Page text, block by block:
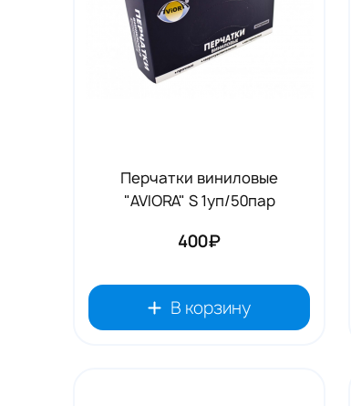
Расходники и хозтовары.
Перчатки виниловые
"AVIORA" S 1уп/50пар
400₽
В корзину